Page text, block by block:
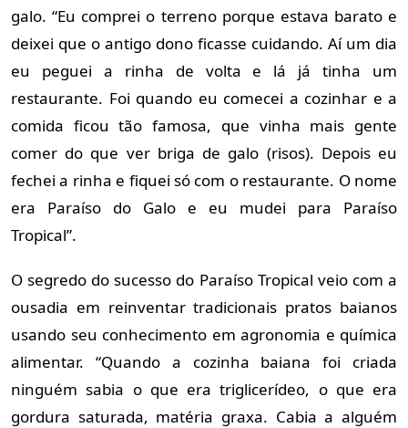
galo. “Eu comprei o terreno porque estava barato e
deixei que o antigo dono ficasse cuidando. Aí um dia
eu peguei a rinha de volta e lá já tinha um
restaurante. Foi quando eu comecei a cozinhar e a
comida ficou tão famosa, que vinha mais gente
comer do que ver briga de galo (risos). Depois eu
fechei a rinha e fiquei só com o restaurante. O nome
era Paraíso do Galo e eu mudei para Paraíso
Tropical”.
O segredo do sucesso do Paraíso Tropical veio com a
ousadia em reinventar tradicionais pratos baianos
usando seu conhecimento em agronomia e química
alimentar. “Quando a cozinha baiana foi criada
ninguém sabia o que era triglicerídeo, o que era
gordura saturada, matéria graxa. Cabia a alguém